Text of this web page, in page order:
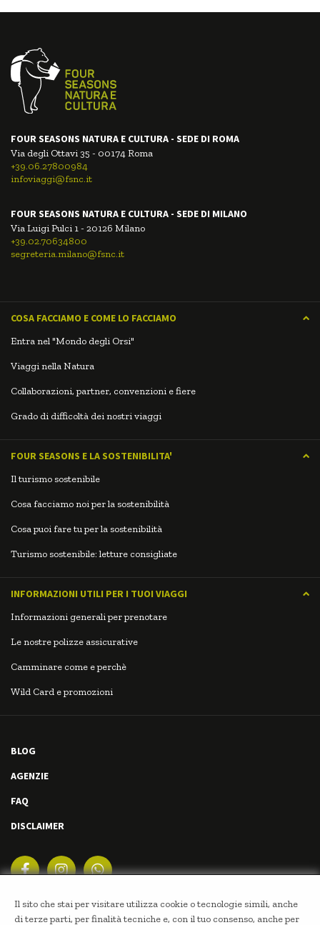
Il sito che stai per visitare utilizza cookie o tecnologie simili, anche
di terze parti, per finalità tecniche e, con il tuo consenso, anche per
FOUR SEASONS NATURA E CULTURA - SEDE DI ROMA
Via degli Ottavi 35 - 00174 Roma
+39.06.27800984
infoviaggi@fsnc.it
FOUR SEASONS NATURA E CULTURA - SEDE DI MILANO
Via Luigi Pulci 1 - 20126 Milano
+39.02.70634800
segreteria.milano@fsnc.it
COSA FACCIAMO E COME LO FACCIAMO
Entra nel "Mondo degli Orsi"
Viaggi nella Natura
Collaborazioni, partner, convenzioni e fiere
Grado di difficoltà dei nostri viaggi
FOUR SEASONS E LA SOSTENIBILITA'
Il turismo sostenibile
Cosa facciamo noi per la sostenibilità
Cosa puoi fare tu per la sostenibilità
Turismo sostenibile: letture consigliate
INFORMAZIONI UTILI PER I TUOI VIAGGI
Informazioni generali per prenotare
Le nostre polizze assicurative
Camminare come e perchè
Wild Card e promozioni
BLOG
AGENZIE
FAQ
DISCLAIMER